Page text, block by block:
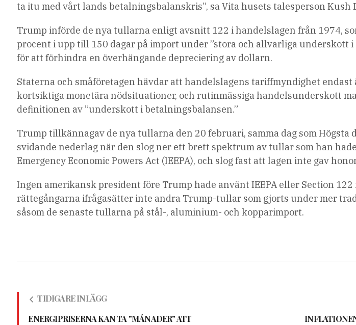
ta itu med vårt lands betalningsbalanskris”, sa Vita husets talesperson Kush
Trump införde de nya tullarna enligt avsnitt 122 i handelslagen från 1974,
procent i upp till 150 dagar på import under ”stora och allvarliga underskott i
för att förhindra en överhängande depreciering av dollarn.
Staterna och småföretagen hävdar att handelslagens tariffmyndighet endast
kortsiktiga monetära nödsituationer, och rutinmässiga handelsunderskott
definitionen av ”underskott i betalningsbalansen.”
Trump tillkännagav de nya tullarna den 20 februari, samma dag som Högsta
svidande nederlag när ⁠den slog ner ett brett spektrum av tullar som han
Emergency Economic Powers Act (IEEPA), och slog fast att lagen inte gav
Ingen amerikansk president före Trump hade använt IEEPA eller Section
rättegångarna ifrågasätter inte andra Trump-tullar som gjorts under mer
såsom de senaste tullarna på stål-, aluminium- och kopparimport.
TIDIGARE INLÄGG
ENERGIPRISERNA KAN TA "MÅNADER" ATT